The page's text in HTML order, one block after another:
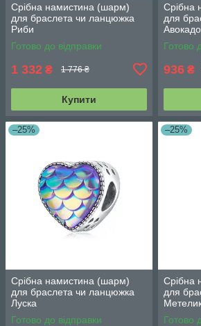
Срібна намистина (шарм)
для браслета чи ланцюжка
Риби
Готово до відправки
1 332 ₴ 1 776 ₴
Купити
Срібна
для
Готово
936 ₴
–25%
Срібна намистина (шарм)
для браслета чи ланцюжка
Луска
Готово до відправки
–25%
Срібна
для
Готово